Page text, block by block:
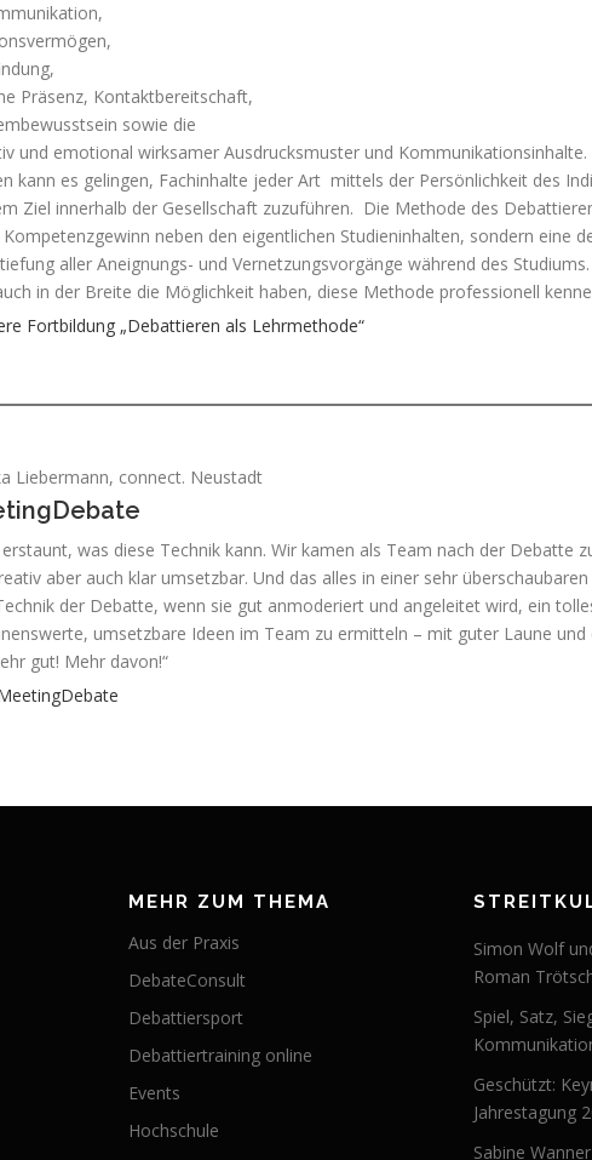
Präsenz, Kontaktbereitschaft,
sowie die
und emotional wirksamer Ausdrucksmuster und Kommunikationsinhalte.
kann es gelingen, Fachinhalte jeder Art mittels der Persönlichkeit des
Ziel innerhalb der Gesellschaft zuzuführen. Die Methode des
neben den eigentlichen Studieninhalten, sondern eine
aller Aneignungs- und Vernetzungsvorgänge während des Studiums.
in der Breite die Möglichkeit haben, diese Methode professionell
Fortbildung „Debattieren als Lehrmethode“
Liebermann, connect. Neustadt
was diese Technik kann. Wir kamen als Team nach der Debatte
aber auch klar umsetzbar. Und das alles in einer sehr
der Debatte, wenn sie gut anmoderiert und angeleitet wird, ein
umsetzbare Ideen im Team zu ermitteln – mit guter Laune und
gut! Mehr davon!“
MEHR ZUM THEMA
Aus der Praxis
DebateConsult
Debattiersport
Debattiertraining online
Events
Hochschule
Simon Wolf
Roman
Spiel, Satz,
Geschützt:
Jahrestagung
Sabine